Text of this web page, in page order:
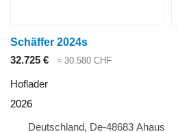
Schäffer 2024s
32.725 €
≈ 30.580 CHF
Hoflader
2026
Deutschland, De-48683 Ahaus